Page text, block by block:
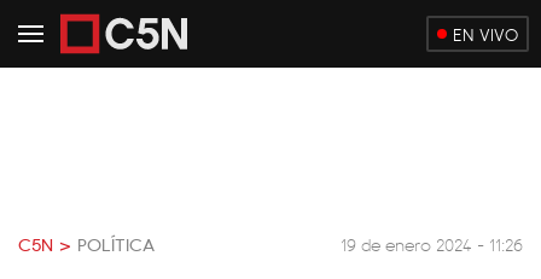
EN VIVO
C5N > POLÍTICA 19 de enero 2024 - 11:26